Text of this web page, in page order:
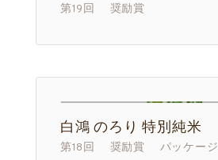
第19回 奨励賞
白鴻 のろり 特別純米
第18回 奨励賞 パッケージ